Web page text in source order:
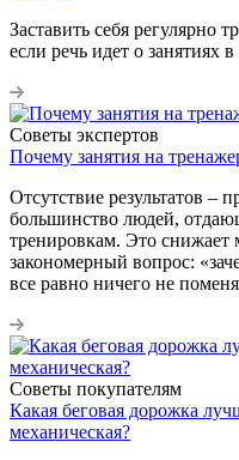
Заставить себя регулярно
если речь идет о занятиях
Советы экспертов
Почему занятия на
Отсутствие результатов –
большинство людей,
тренировкам. Это снижает
закономерный вопрос:
все равно ничего не
Советы покупателям
Какая беговая дорожка
механическая?